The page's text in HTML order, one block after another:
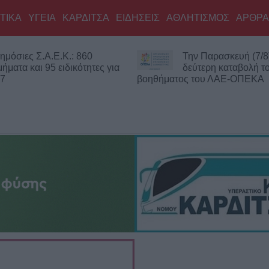
ΥΓΕΙΑ ΚΑΡΔΙΤΣΑ ΕΙΔΗΣΕΙΣ ΑΘΛΗΤΙΣΜΟΣ ΑΡΘΡΑ
Την Παρασκευή (7/8) η
δεύτερη καταβολή του
του ΛΑΕ-ΟΠΕΚΑ
Νεκρός
περιοχή του
Πιθανό παθολογικό αίτιο